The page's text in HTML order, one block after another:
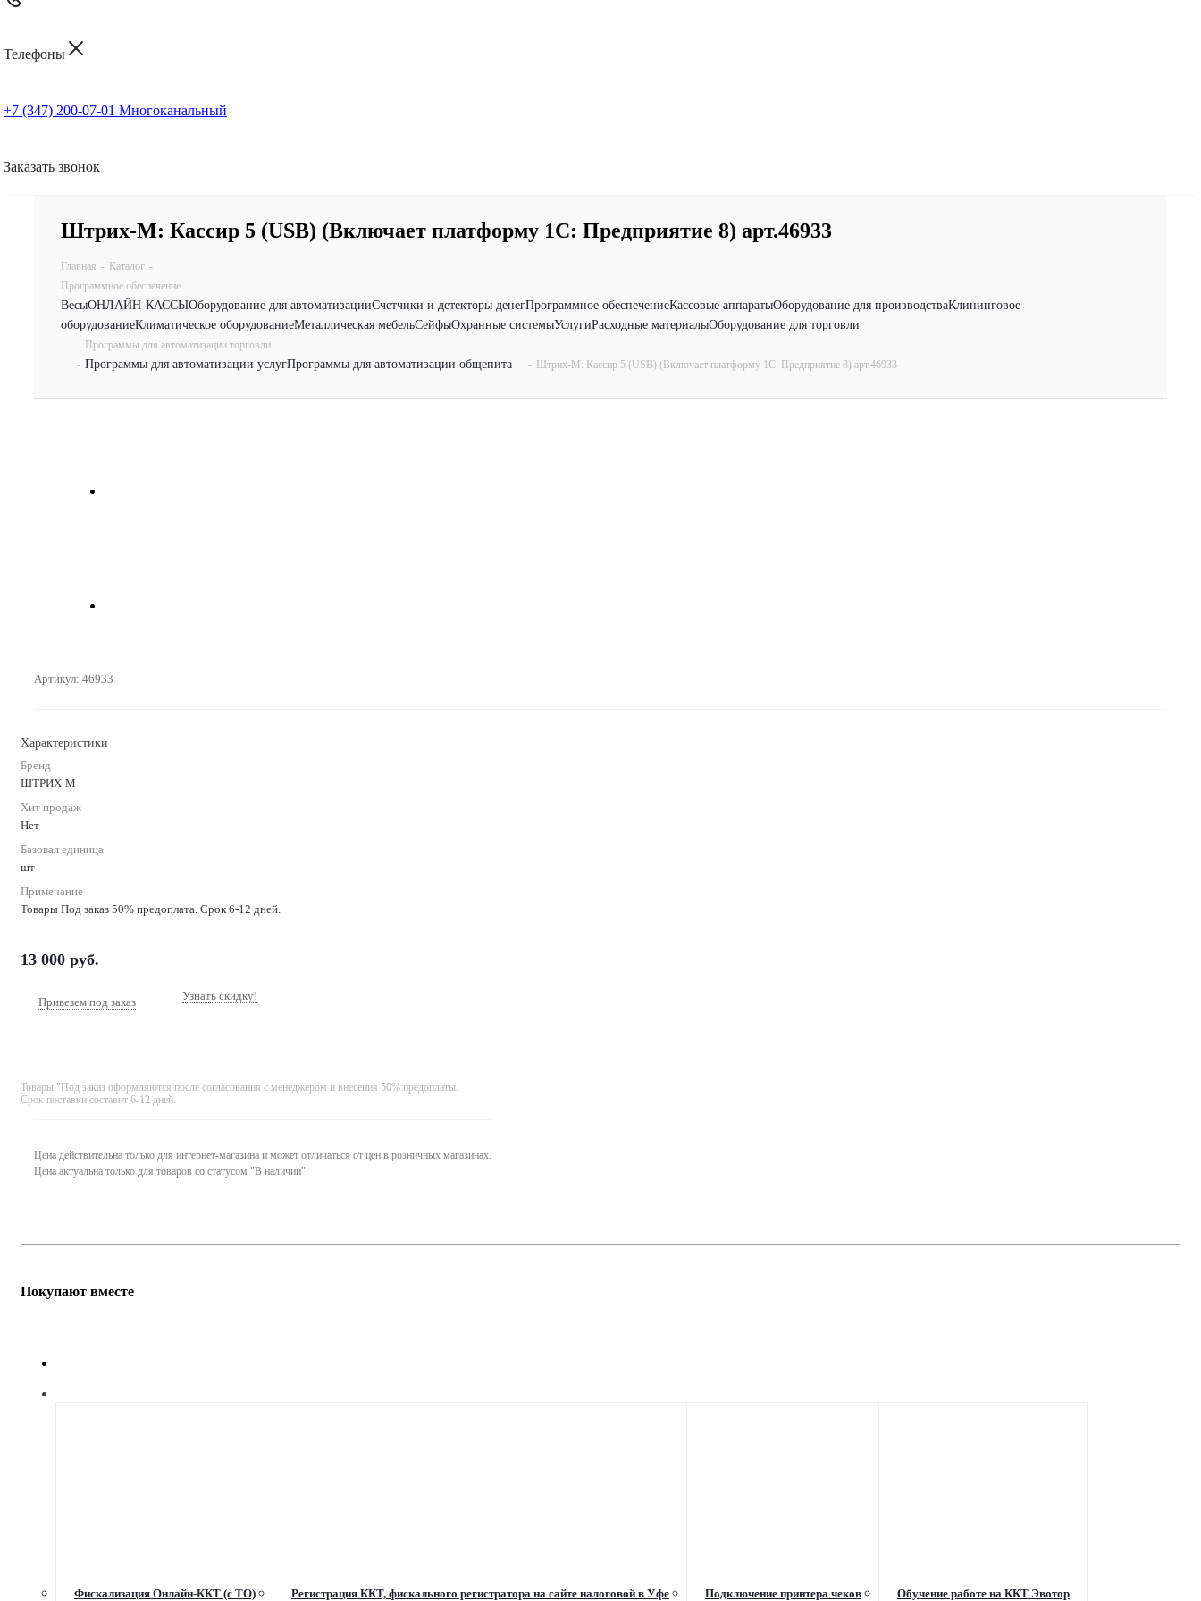
Телефоны
+7 (347) 200-07-01 Многоканальный
Заказать звонок
Штрих-М: Кассир 5 (USB) (Включает платформу 1C: Предприятие 8) арт.46933
Главная - Каталог -
Программное обеспечение
ВесыОНЛАЙН-КАССЫОборудование для автоматизацииСчетчики и детекторы денегПрограммное обеспечениеКассовые аппаратыОборудование для производстваКлининговое
оборудованиеКлиматическое оборудованиеМеталлическая мебельСейфыОхранные системыУслугиРасходные материалыОборудование для торговли
-
Программы для автоматизации торговли
Программы для автоматизации услугПрограммы для автоматизации общепита - Штрих-М: Кассир 5 (USB) (Включает платформу 1C: Предприятие 8) арт.46933
Артикул: 46933
Характеристики
Бренд
ШТРИХ-М
Хит продаж
Нет
Базовая единица
шт
Примечание
Товары Под заказ 50% предоплата. Срок 6-12 дней.
13 000 руб.
Привезем под заказ Узнать скидку!
Товары "Под заказ оформляются после согласования с менеджером и внесения 50% предоплаты.
Срок поставки составит 6-12 дней.
Цена действительна только для интернет-магазина и может отличаться от цен в розничных магазинах.
Цена актуальна только для товаров со статусом "В наличии".
Покупают вместе
Фискализация Онлайн-ККТ (с ТО) Регистрация ККТ, фискального регистратора на сайте налоговой в Уфе Подключение принтера чеков Обучение работе на ККТ Эвотор